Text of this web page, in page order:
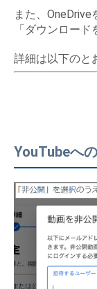
また、
「ダウンロー
詳細は以下のと
YouTubeへ